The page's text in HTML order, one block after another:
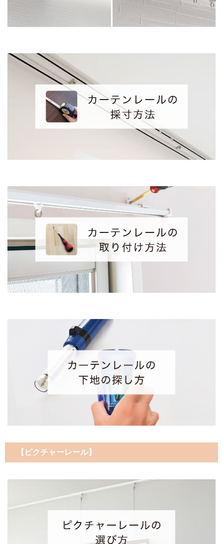
【ピクチャーレール】